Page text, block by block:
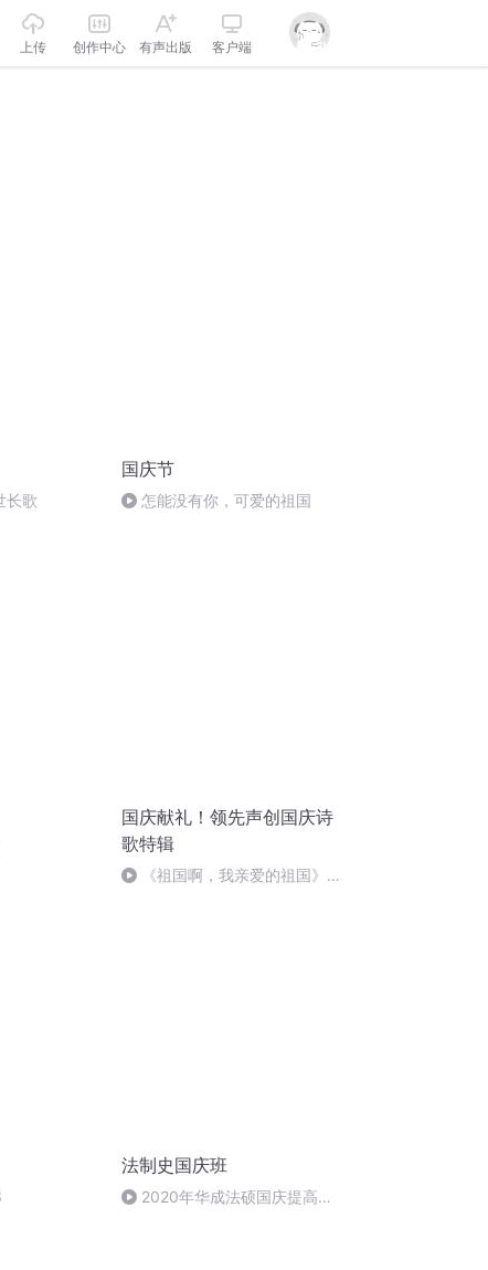
上传 创作中心 有声出版 客户端
长歌
国庆节
怎能没有你，可爱的祖国
国庆献礼！领先声创国庆诗
歌特辑
《祖国啊，我亲爱的祖国》温
法制史国庆班
2020年华成法硕国庆提高班